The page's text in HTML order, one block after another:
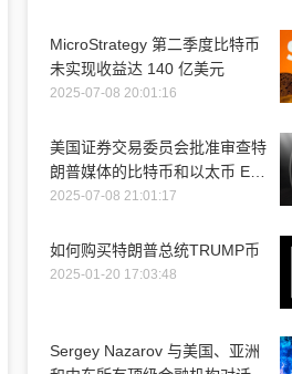
MicroStrategy 第二季度比特币
未实现收益达 140 亿美元
2025-07-08 20:01:16
美国证券交易委员会批准审查特
朗普媒体的比特币和以太币 ETF
推介
2025-07-08 21:01:17
如何购买特朗普总统TRUMP币
2025-01-20 17:03:48
Sergey Nazarov 与美国、亚洲